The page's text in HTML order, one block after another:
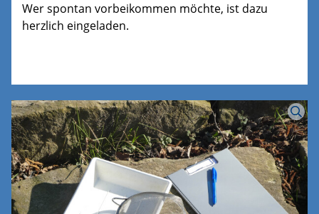
Wer spontan vorbeikommen möchte, ist dazu
herzlich eingeladen.